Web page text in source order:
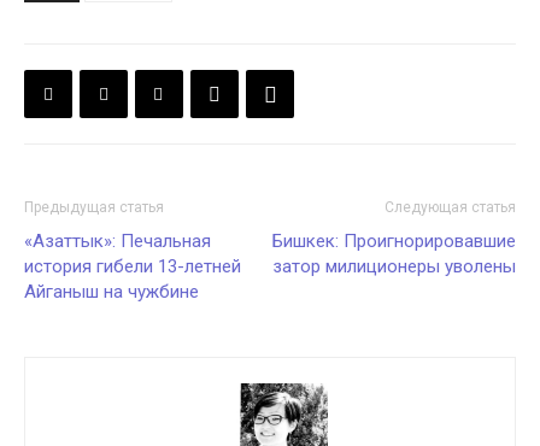
Предыдущая статья
«Азаттык»: Печальная
история гибели 13-летней
Айганыш на чужбине
Следующая статья
Бишкек: Проигнорировавшие
затор милиционеры уволены